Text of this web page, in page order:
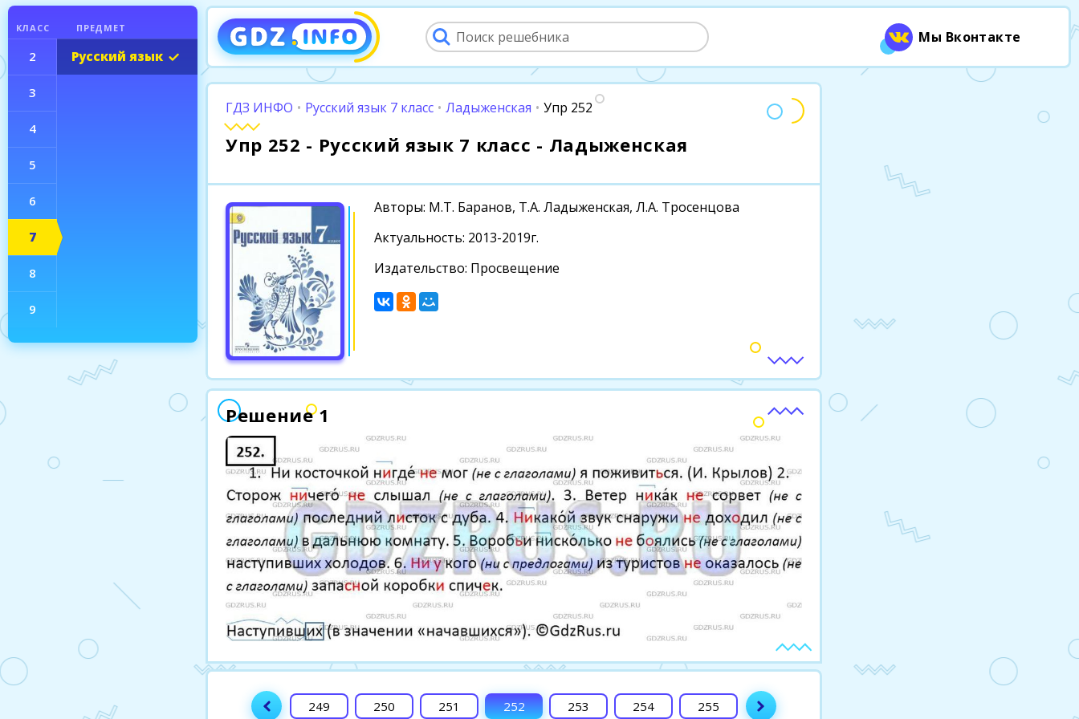
ГДЗ ИНФО • Русский язык 7 класс • Ладыженская • Упр 252
Упр 252 - Русский язык 7 класс - Ладыженская
Авторы: М.Т. Баранов, Т.А. Ладыженская, Л.А. Тросенцова
Актуальность: 2013-2019г.
Издательство: Просвещение
Решение 1
249 250 251 252 253 254 255
КЛАСС ПРЕДМЕТ
2
3
4
5
6
7
Русский язык
8
9
Мы Вконтакте